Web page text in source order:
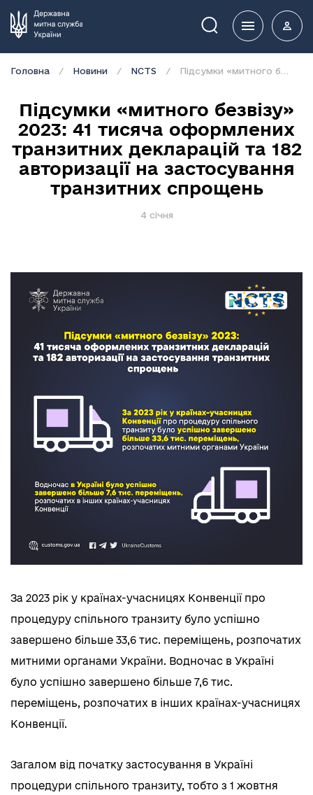
Пошук
Головна Новини NCTS
Підсумки «митного безвізу»
2023: 41 тисяча оформлених
транзитних декларацій та 182
авторизації на застосування
транзитних спрощень
4 січня
За 2023 рік у країнах-учасницях Конвенції про
процедуру спільного транзиту було успішно
завершено більше 33,6 тис. переміщень, розпочатих
митними органами України. Водночас в Україні
було успішно завершено більше 7,6 тис.
переміщень, розпочатих в інших країнах-учасницях
Конвенції.
Загалом від початку застосування в Україні
процедури спільного транзиту, тобто з 1 жовтня